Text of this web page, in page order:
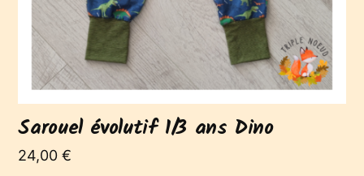
Sarouel évolutif 1/3 ans Dino
24,00€